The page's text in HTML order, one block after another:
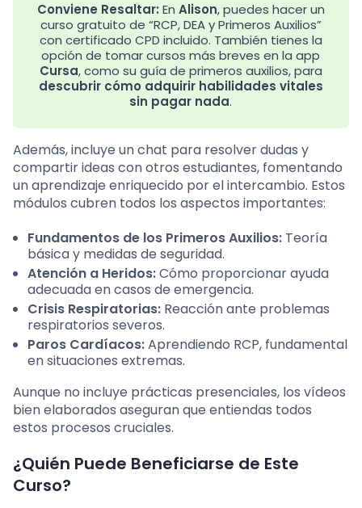
Conviene Resaltar: En Alison, puedes hacer un
curso gratuito de “RCP, DEA y Primeros Auxilios”
con certificado CPD incluido. También tienes la
opción de tomar cursos más breves en la app
Cursa, como su guía de primeros auxilios, para
descubrir cómo adquirir habilidades vitales
sin pagar nada.
Además, incluye un chat para resolver dudas y
compartir ideas con otros estudiantes, fomentando
un aprendizaje enriquecido por el intercambio. Estos
módulos cubren todos los aspectos importantes:
Fundamentos de los Primeros Auxilios: Teoría
básica y medidas de seguridad.
Atención a Heridos:Cómo proporcionar ayuda
adecuada en casos de emergencia.
Crisis Respiratorias: Reacción ante problemas
respiratorios severos.
Paros Cardíacos:Aprendiendo RCP, fundamental
en situaciones extremas.
Aunque no incluye prácticas presenciales, los vídeos
bien elaborados aseguran que entiendas todos
estos procesos cruciales.
¿Quién Puede Beneficiarse de Este
Curso?